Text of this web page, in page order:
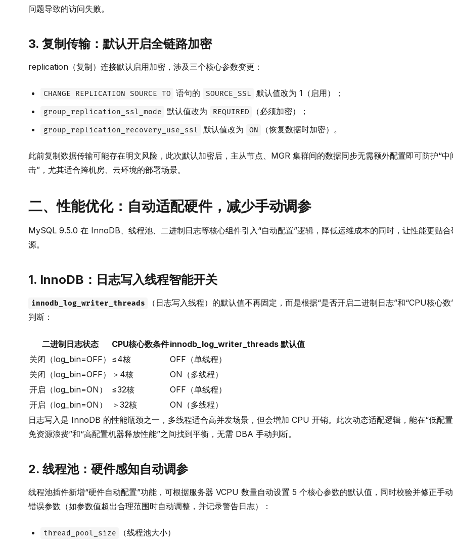
问题导致的访问失败。
3. 复制传输：默认开启全链路加密
replication（复制）连接默认启用加密，涉及三个核心参数变更：
CHANGE REPLICATION SOURCE TO 语句的 SOURCE_SSL 默认值改为 1（启用）；
group_replication_ssl_mode 默认值改为 REQUIRED （必须加密）；
group_replication_recovery_use_ssl 默认值改为 ON （恢复数据时加密）。
此前复制数据传输可能存在明文风险，此次默认加密后，主从节点、MGR 集群间的数据同步无需额外配置即可防护“中
击”，尤其适合跨机房、云环境的部署场景。
二、性能优化：自动适配硬件，减少手动调参
MySQL 9.5.0 在 InnoDB、线程池、二进制日志等核心组件引入“自动配置”逻辑，降低运维成本的同时，让性能更贴合
源。
1. InnoDB：日志写入线程智能开关
innodb_log_writer_threads
（日志写入线程）的默认值不再固定，而是根据“是否开启二进制日志”和“CPU核心数
判断：
二进制日志状态 CPU核心数条件innodb_log_writer_threads 默认值
关闭（log_bin=OFF）
≤4核
OFF（单线程）
关闭（log_bin=OFF）
＞4核
ON（多线程）
开启（log_bin=ON）
≤32核
OFF（单线程）
开启（log_bin=ON）
＞32核
ON（多线程）
日志写入是 InnoDB 的性能瓶颈之一，多线程适合高并发场景，但会增加 CPU 开销。此次动态适配逻辑，能在“低配
免资源浪费”和“高配置机器释放性能”之间找到平衡，无需 DBA 手动判断。
2. 线程池：硬件感知自动调参
线程池插件新增“硬件自动配置”功能，可根据服务器 VCPU 数量自动设置 5 个核心参数的默认值，同时校验并修正手
错误参数（如参数值超出合理范围时自动调整，并记录警告日志）：
thread_pool_size （线程池大小）